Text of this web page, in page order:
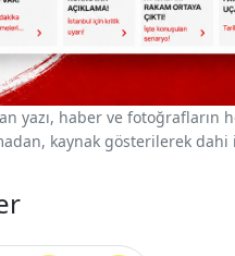
yazı, haber ve fotoğrafların
kaynak gösterilerek